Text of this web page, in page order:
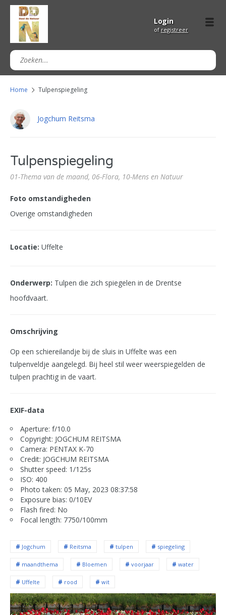
Login
of registreer
Home Tulpenspiegeling
Jogchum Reitsma
Tulpenspiegeling
01-Thema van de maand, 06-Flora, 10-Mens en Natuur
Foto omstandigheden
Overige omstandigheden
Locatie: Uffelte
Onderwerp: Tulpen die zich spiegelen in de Drentse
hoofdvaart.
Omschrijving
Op een schiereilandje bij de sluis in Uffelte was een
tulpenveldje aangelegd. Bij heel stil weer weerspiegelden de
tulpen prachtig in de vaart.
EXIF-data
Aperture: f/10.0
Copyright: JOGCHUM REITSMA
Camera: PENTAX K-70
Credit: JOGCHUM REITSMA
Shutter speed: 1/125s
ISO: 400
Photo taken: 05 May, 2023 08:37:58
Exposure bias: 0/10EV
Flash fired: No
Focal length: 7750/100mm
Jogchum Reitsma tulpen spiegeling
maandthema Bloemen voorjaar water
Uffelte rood wit